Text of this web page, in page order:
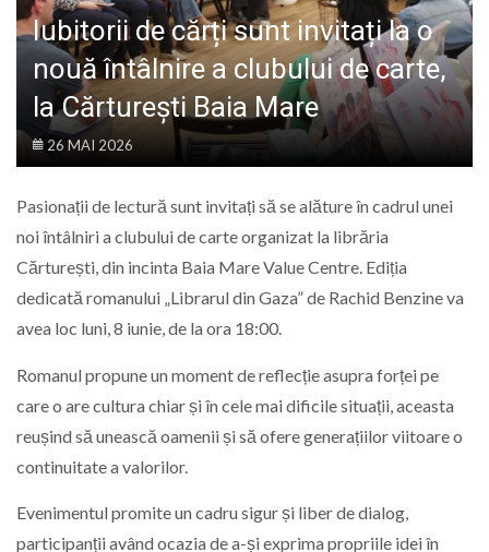
Iubitorii de cărți sunt invitați la o
nouă întâlnire a clubului de carte,
la Cărturești Baia Mare
26 MAI 2026
Pasionații de lectură sunt invitați să se alăture în cadrul unei
noi întâlniri a clubului de carte organizat la librăria
Cărturești, din incinta Baia Mare Value Centre. Ediția
dedicată romanului „Librarul din Gaza” de Rachid Benzine va
avea loc luni, 8 iunie, de la ora 18:00.
Romanul propune un moment de reflecție asupra forței pe
care o are cultura chiar și în cele mai dificile situații, aceasta
reușind să unească oamenii și să ofere generațiilor viitoare o
continuitate a valorilor.
Evenimentul promite un cadru sigur și liber de dialog,
participanții având ocazia de a-și exprima propriile idei în